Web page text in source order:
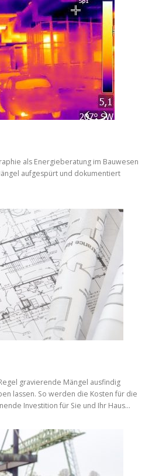
als Energieberatung im Bauwesen
aufgespürt und dokumentiert
gravierende Mängel ausfindig
lassen. So werden die Kosten für die
Investition für Sie und Ihr Haus…